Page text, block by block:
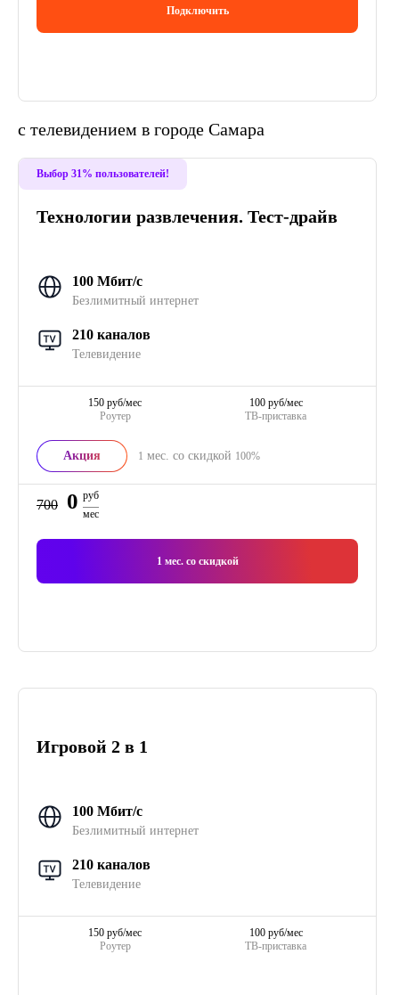
Подключить
с телевидением в городе Самара
Выбор 31% пользователей!
Технологии развлечения. Тест-драйв
100 Мбит/с
Безлимитный интернет
210 каналов
Телевидение
Роутер
150 руб/мес
ТВ-приставка
100 руб/мес
Акция 1 мес. со скидкой 100%
700 0 руб
мес
1 мес. со скидкой
Игровой 2 в 1
100 Мбит/с
Безлимитный интернет
210 каналов
Телевидение
Роутер
150 руб/мес
ТВ-приставка
100 руб/мес